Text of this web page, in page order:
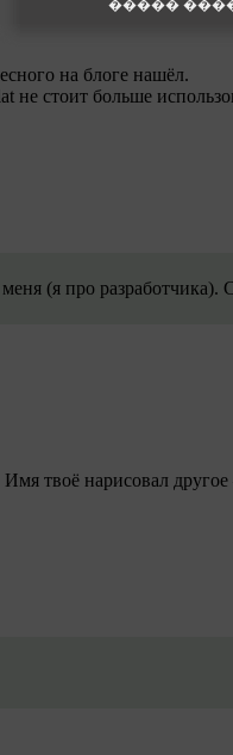
на блоге нашёл.
не стоит больше
(я про разработчика).
твоё нарисовал